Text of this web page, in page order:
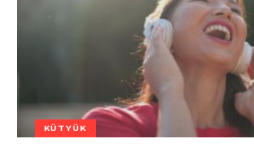
KÜTYÜK